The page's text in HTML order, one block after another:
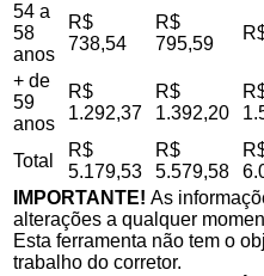
54 a
58
anos
R$
738,54
R$
795,59
+ de
59
anos
R$
1.292,37
R$
1.392,20
Total
R$
5.179,53
R$
5.579,58
IMPORTANTE! As
alterações a qualquer
Esta ferramenta não tem o
trabalho do corretor.